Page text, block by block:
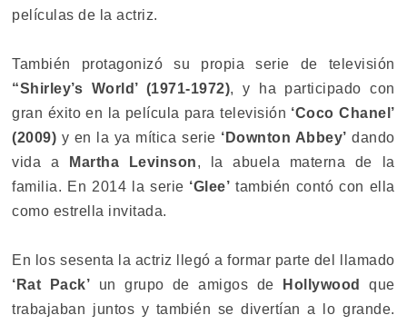
películas de la actriz.
También protagonizó su propia serie de televisión
“Shirley’s World’ (1971-1972), y ha participado con
gran éxito en la película para televisión ‘Coco Chanel’
(2009) y en la ya mítica serie ‘Downton Abbey’ dando
vida a
Martha Levinson, la abuela materna de la
familia. En 2014 la serie ‘Glee’ también contó con ella
como estrella invitada.
En los sesenta la actriz llegó a formar parte del llamado
‘Rat Pack’ un grupo de amigos de Hollywood
que
trabajaban juntos y también se divertían a lo grande.